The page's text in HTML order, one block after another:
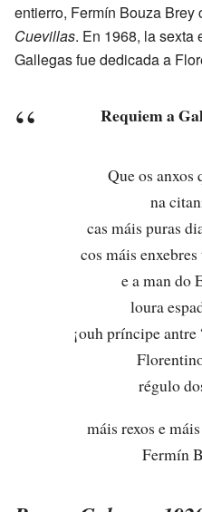
entierro, Fermín Bouza Brey
Cuevillas. En 1968, la sexta
Gallegas fue dedicada a
Requiem a
Que os anxos
na
cas máis puras
cos máis
e a man do
loura
¡ouh príncipe antre
régulo
máis rexos e
Fermín